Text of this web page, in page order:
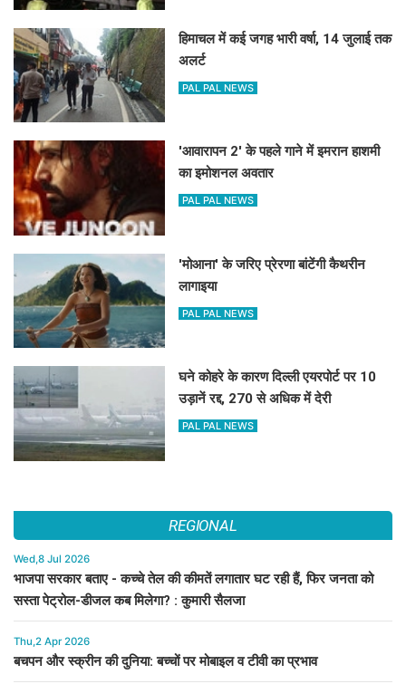
हिमाचल में कई जगह भारी वर्षा, 14 जुलाई तक
अलर्ट
PAL PAL NEWS
'आवारापन 2' के पहले गाने में इमरान हाशमी
का इमोशनल अवतार
PAL PAL NEWS
'मोआना' के जरिए प्रेरणा बांटेंगी कैथरीन
लागाइया
PAL PAL NEWS
घने कोहरे के कारण दिल्ली एयरपोर्ट पर 10
उड़ानें रद्द, 270 से अधिक में देरी
PAL PAL NEWS
REGIONAL
Wed,8 Jul 2026
भाजपा सरकार बताए - कच्चे तेल की कीमतें लगातार घट रही हैं, फिर जनता को
सस्ता पेट्रोल-डीजल कब मिलेगा? : कुमारी सैलजा
Thu,2 Apr 2026
बचपन और स्क्रीन की दुनिया: बच्चों पर मोबाइल व टीवी का प्रभाव